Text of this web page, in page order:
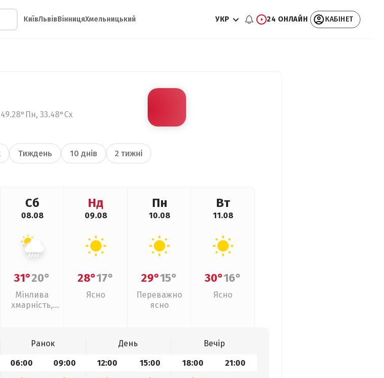
КиївЛьвівВінницяХмельницький УКР 24 ОНЛАЙН КАБІНЕТ
33.48°Сх
Тиждень 10 днів 2 тижні
Сб
08.08
31°20°
Мінлива
хмарність,
Нд
09.08
28°17°
Ясно
Пн
10.08
29°15°
Переважно
ясно
Вт
11.08
30°16°
Ясно
Ранок День
Вечір
06:00 09:00 12:00 15:00 18:00 21:00